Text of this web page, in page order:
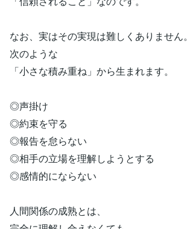
なお、実はその実現は難しくありません。
次のような
「小さな積み重ね」から生まれます。
◎声掛け
◎約束を守る
◎報告を怠らない
◎相手の立場を理解しようとする
◎感情的にならない
人間関係の成熟とは、